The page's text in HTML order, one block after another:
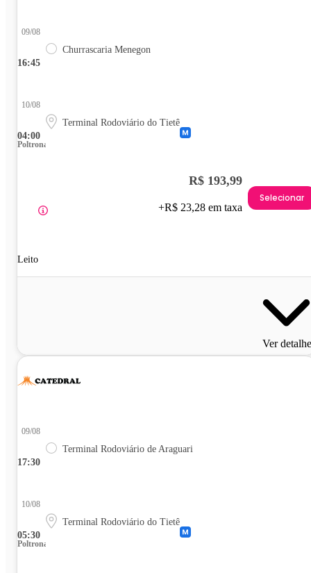
16:45
09/08
Churrascaria Menegon
04:00
10/08
Terminal Rodoviário do Tietê
Poltrona
Leito
R$ 193,99
+R$ 23,28 em taxa
Selecionar
Ver
17:30
09/08
Terminal Rodoviário de Araguari
05:30
10/08
Terminal Rodoviário do Tietê
Poltrona